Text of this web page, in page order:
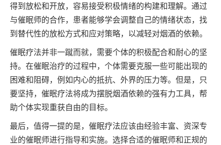
得到放松和开放，容易接受积极情绪的构建和理解。通过
与催眠师的合作，患者能够学会调整自己的情绪状态，找
到替代性的放松方式和应对策略，以减轻对烟酒的依赖。
催眠疗法并非一蹴而就，需要个体的积极配合和耐心的坚
持。在催眠治疗的过程中，个体需要克服一些可能出现的
困难和阻碍，例如内心的抵抗、外界的压力等。但是，只
要坚持，催眠疗法将成为摆脱烟酒依赖的强有力工具，帮
助个体实现重获自由的目标。
最后，值得一提的是，催眠疗法应该由经验丰富、资深专
业的催眠师进行指导和实施。选择合适的催眠师和正规的